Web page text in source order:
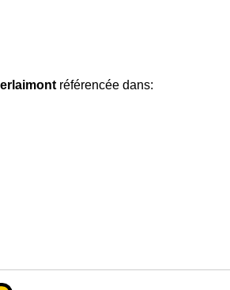
référencée dans: